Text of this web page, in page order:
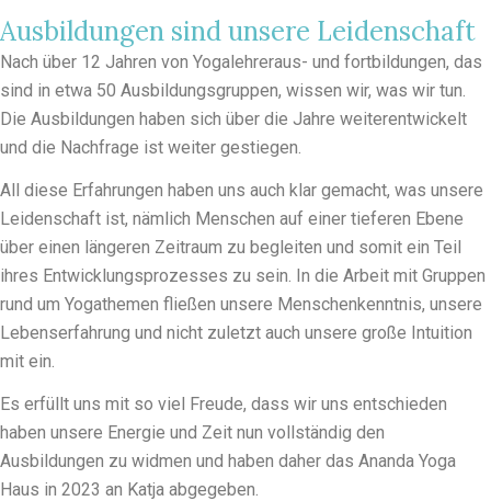
Ausbildungen sind unsere Leidenschaft
Nach über 12 Jahren von Yogalehreraus- und fortbildungen, das
sind in etwa 50 Ausbildungsgruppen, wissen wir, was wir tun.
Die Ausbildungen haben sich über die Jahre weiterentwickelt
und die Nachfrage ist weiter gestiegen.
All diese Erfahrungen haben uns auch klar gemacht, was unsere
Leidenschaft ist, nämlich Menschen auf einer tieferen Ebene
über einen längeren Zeitraum zu begleiten und somit ein Teil
ihres Entwicklungsprozesses zu sein. In die Arbeit mit Gruppen
rund um Yogathemen fließen unsere Menschenkenntnis, unsere
Lebenserfahrung und nicht zuletzt auch unsere große Intuition
mit ein.
Es erfüllt uns mit so viel Freude, dass wir uns entschieden
haben unsere Energie und Zeit nun vollständig den
Ausbildungen zu widmen und haben daher das Ananda Yoga
Haus in 2023 an Katja abgegeben.